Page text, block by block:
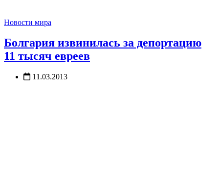
Новости мира
Болгария извинилась за депортацию
11 тысяч евреев
11.03.2013